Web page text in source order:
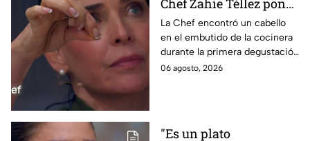
en evidencia a Carmen
en la gala de mandiles
negros de MasterChef
24/7
La Chef encontró un cabello
en el embutido de la cocinera
durante la primera degustación
de la noche
06 agosto, 2026
"Es un plato